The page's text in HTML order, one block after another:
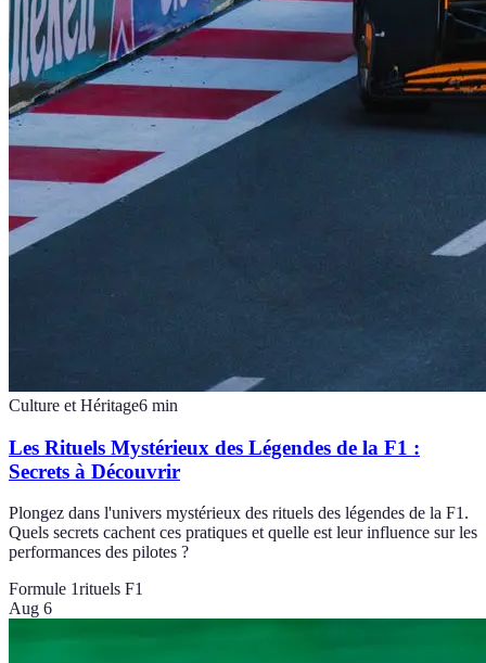
Culture et Héritage6 min
Les Rituels Mystérieux des Légendes de la F1 :
Secrets à Découvrir
Plongez dans l'univers mystérieux des rituels des légendes de la F1.
Quels secrets cachent ces pratiques et quelle est leur influence sur les
performances des pilotes ?
Formule 1rituels F1
Aug 6